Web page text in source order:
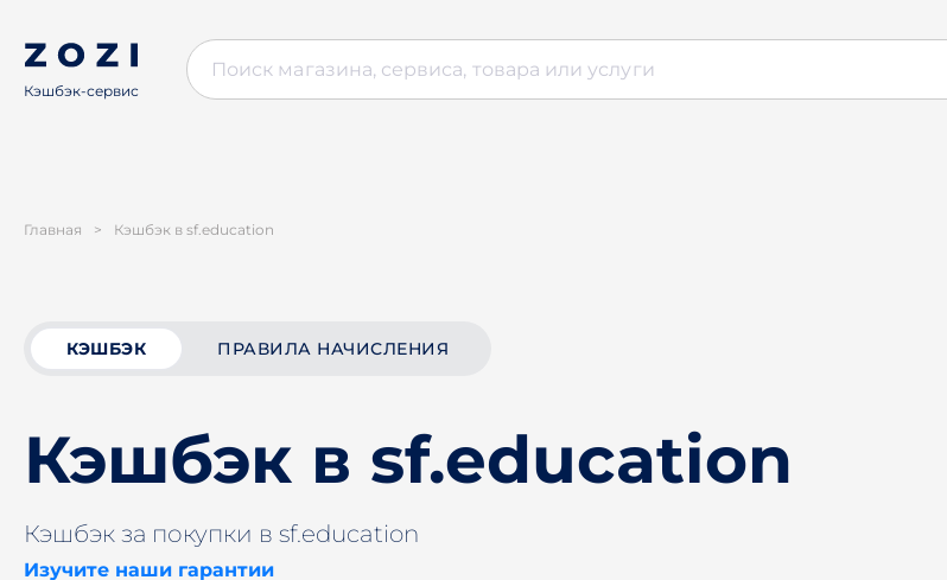
Кэшбэк-сервис
Главная > Кэшбэк в sf.education
КЭШБЭК ПРАВИЛА НАЧИСЛЕНИЯ
Кэшбэк в sf.education
Кэшбэк за покупки в sf.education
Изучите наши гарантии